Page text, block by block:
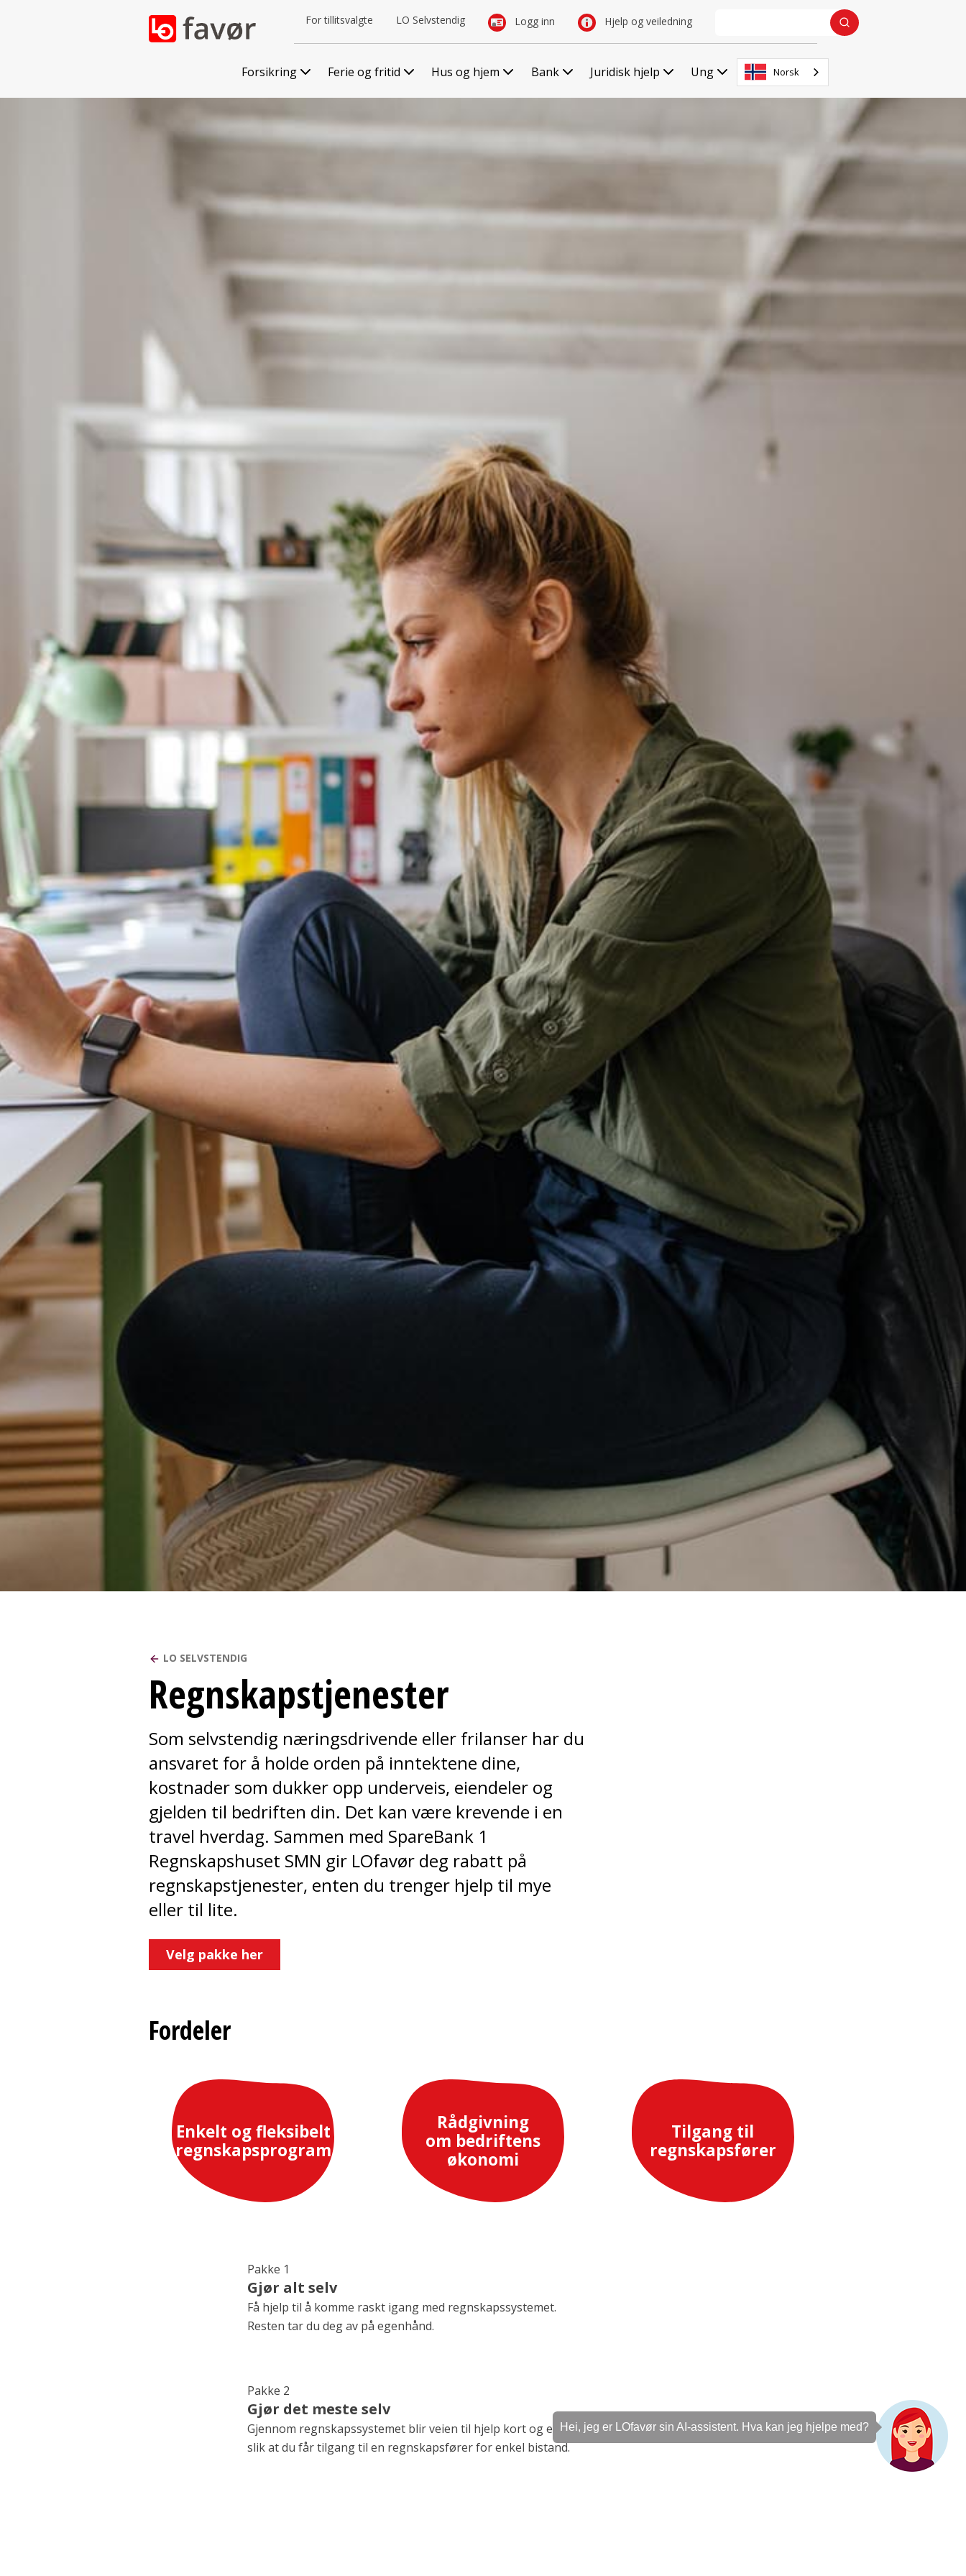
Hei, jeg er LOfavør sin AI-assistent. Hva kan jeg hjelpe med?
For tillitsvalgte LO Selvstendig Logg inn Hjelp og veiledning
Forsikring Ferie og fritid Hus og hjem Bank Juridisk hjelp Ung Norsk
LO SELVSTENDIG
Regnskapstjenester
Som selvstendig næringsdrivende eller frilanser har du
ansvaret for å holde orden på inntektene dine,
kostnader som dukker opp underveis, eiendeler og
gjelden til bedriften din. Det kan være krevende i en
travel hverdag. Sammen med SpareBank 1
Regnskapshuset SMN gir LOfavør deg rabatt på
regnskapstjenester, enten du trenger hjelp til mye
eller til lite.
Velg pakke her
Fordeler
Enkelt og fleksibelt
regnskapsprogram
Rådgivning
om bedriftens
økonomi
Tilgang til
regnskapsfører
Pakke 1
Gjør alt selv
Få hjelp til å komme raskt igang med regnskapssystemet.
Resten tar du deg av på egenhånd.
Pakke 2
Gjør det meste selv
Gjennom regnskapssystemet blir veien til hjelp kort og effektiv,
slik at du får tilgang til en regnskapsfører for enkel bistand.